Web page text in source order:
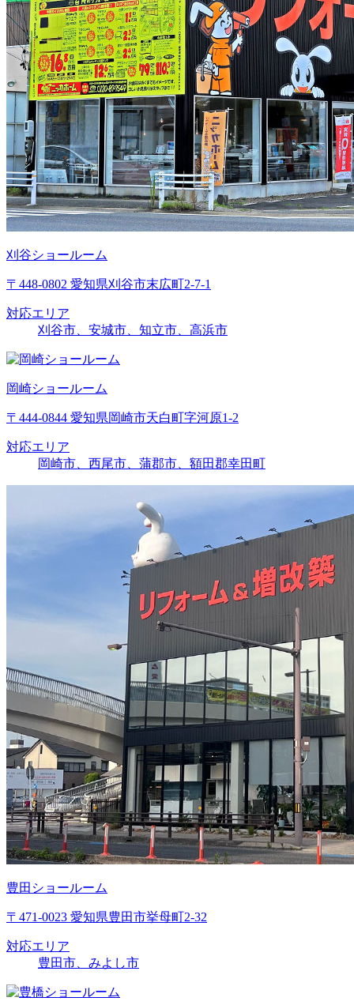
刈谷ショールーム
〒448-0802 愛知県刈谷市末広町2-7-1
対応エリア
刈谷市、安城市、知立市、高浜市
岡崎ショールーム
〒444-0844 愛知県岡崎市天白町字河原1-2
対応エリア
岡崎市、西尾市、蒲郡市、額田郡幸田町
豊田ショールーム
〒471-0023 愛知県豊田市挙母町2-32
対応エリア
豊田市、みよし市